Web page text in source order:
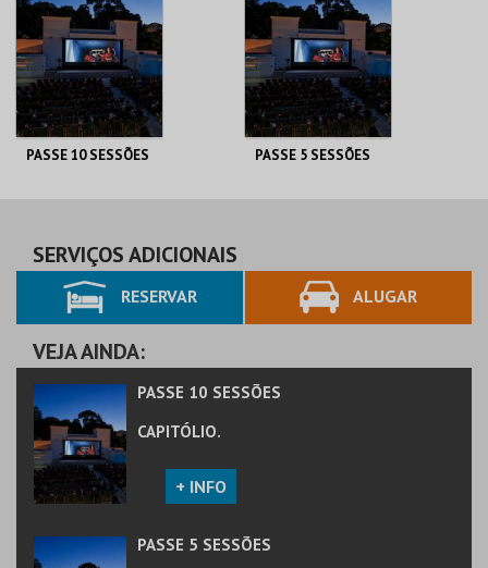
PASSE 10 SESSÕES
AQUISIÇÃO
MAIS INFO
COMPRAR
PASSE 5 SESSÕES
MAIS INFO
SERVIÇOS ADICIONAIS
RESERVAR ALUGAR
VEJA AINDA:
PASSE 10 SESSÕES
CAPITÓLIO.
+ INFO
PASSE 5 SESSÕES